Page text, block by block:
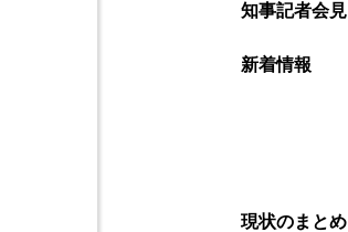
知事記者会見
新着情報
現状のまとめ